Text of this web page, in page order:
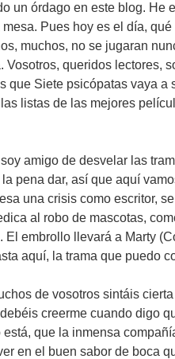
un órdago en este blog.
Pues hoy es el día,
muchos, no se jugaran
Vosotros, queridos lectores,
que Siete psicópatas vaya
listas de las mejores
amigo de desvelar las
pena dar, así que aquí
una crisis como escritor,
al robo de mascotas,
El embrollo llevará a Marty
aquí, la trama que puedo
de vosotros sintáis
creerme cuando digo
está, que la inmensa
en el buen sabor de boca